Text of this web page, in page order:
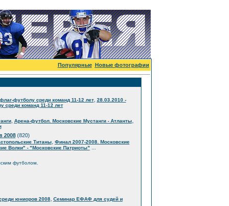
Популярные Новые фотографии
футболу среди команд 11-12 лет, 28.03.2010 -
среди команд 11-12 лет
, Арена-футбол. Московские Мустанги - Атланты
2008(820)
Титаны
Финал 2007-2008. Московские
Волки" - "Московские Патриоты"
футболом.
юниоров 2008, Семинар ЕФАФ для судей и